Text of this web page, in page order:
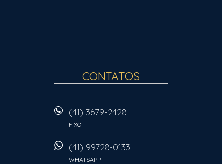
CONTATOS
(41) 3679-2428
FIXO
(41) 99728-0133
WHATSAPP